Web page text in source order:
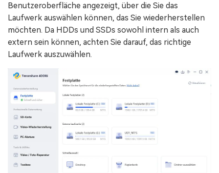
Benutzeroberfläche angezeigt, über die Sie das
Laufwerk auswählen können, das Sie wiederherstellen
möchten. Da HDDs und SSDs sowohl intern als auch
extern sein können, achten Sie darauf, das richtige
Laufwerk auszuwählen.